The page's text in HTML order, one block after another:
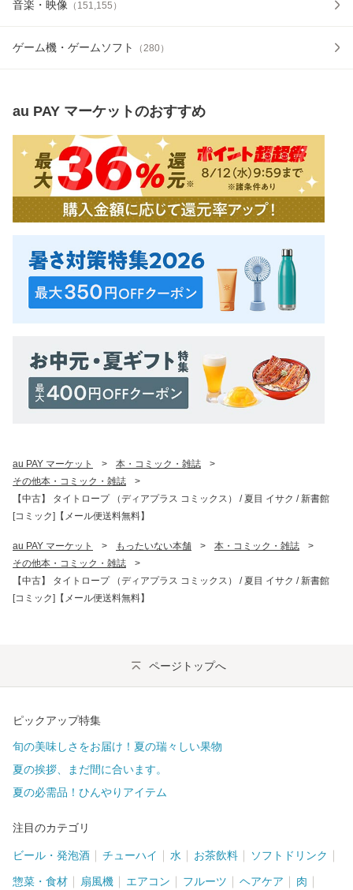
音楽・映像 （ 151,155 ）
ゲーム機・ゲームソフト （280）
au PAY マーケットのおすすめ
au PAY マーケット > 本・コミック・雑誌
>
その他本・コミック・雑誌
>
【中古】 タイトロープ （ディアプラス コミックス） / 夏目 イサク / 新書館
[コミック]【メール便送料無料】
au PAY マーケット > もったいない本舗 > 本・コミック・雑誌
>
その他本・コミック・雑誌
>
【中古】 タイトロープ （ディアプラス コミックス） / 夏目 イサク / 新書館
[コミック]【メール便送料無料】
ページトップへ
ピックアップ特集
旬の美味しさをお届け！夏の瑞々しい果物
夏の挨拶、まだ間に合います。
夏の必需品！ひんやりアイテム
注目のカテゴリ
ビール・発泡酒 チューハイ 水 お茶飲料 ソフトドリンク
惣菜・食材 扇風機 エアコン フルーツ ヘアケア 肉